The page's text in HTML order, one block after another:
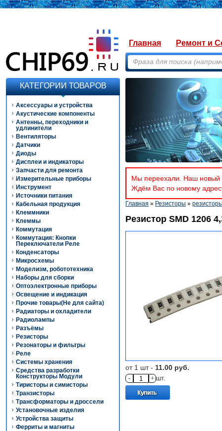
Главная Ремонт и
КАТЕГОРИИ ТОВАРОВ
Аксессуары и устройства
Акустические компоненты
Антенны, переходники и
удлинители
Вентиляторы
Датчики
Диоды
Дисплеи и индикаторы
Запчасти для ремонта
Измерительные приборы
Инструмент
Источники питания
Кабельная продукция
Клеммники
Клеммы
Коммутация
Коммутация: Кнопки
Переключатели Реле
Конденсаторы
Микросхемы
Моделизм, робототехника
Наборы для сборки
Оптоэлектронные приборы
Освещение и индикация
Прочие товары(Не для сайта)
Радиаторы и охладители
Радиолампы
Разъёмы
Резисторы
Резонаторы и фильтры
Реле
Системы хранения
Средства разработки
Конструкторы Модули
Тиристоры и симисторы
Транзисторы
Трансформаторы и дроссели
Установочные изделия
Устройства защиты
Ферриты и магниты
Мы переехали. Наш новый
Ждём Вас по новому
Главная » Резисторы »
Резистор SMD 1206
от 1 шт - 11.00 руб.
- + шт.